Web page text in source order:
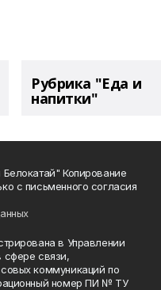
Рубрика "Еда и
напитки"
Копирование
с письменного согласия
в Управлении
сфере связи,
коммуникаций по
номер ПИ № ТУ